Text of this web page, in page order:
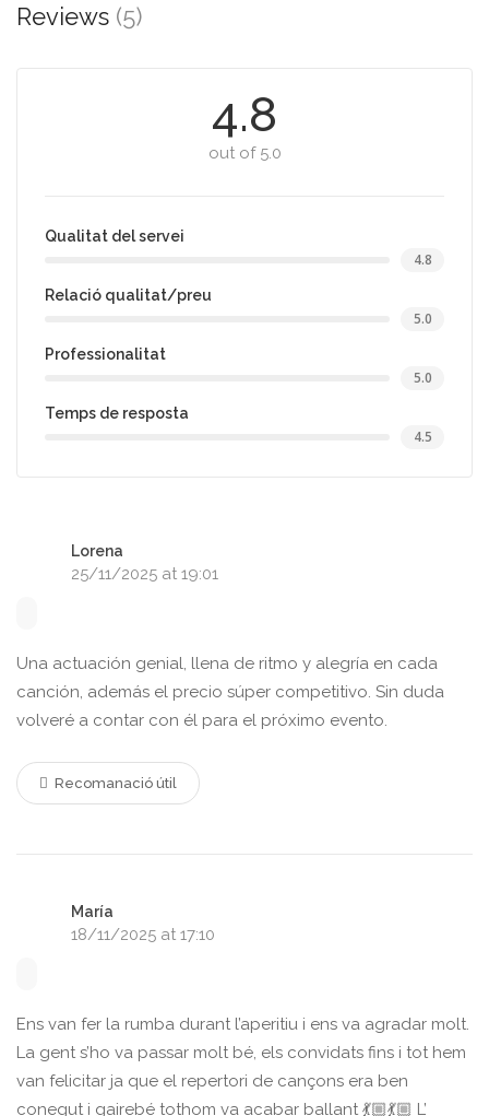
Reviews (5)
4.8
out of 5.0
Qualitat del servei
4.8
Relació qualitat/preu
5.0
Professionalitat
5.0
Temps de resposta
4.5
Lorena
25/11/2025 at 19:01
Una actuación genial, llena de ritmo y alegría en cada
canción, además el precio súper competitivo. Sin duda
volveré a contar con él para el próximo evento.
Recomanació útil
María
18/11/2025 at 17:10
Ens van fer la rumba durant l’aperitiu i ens va agradar molt.
La gent s’ho va passar molt bé, els convidats fins i tot hem
van felicitar ja que el repertori de cançons era ben
conegut i gairebé tothom va acabar ballant 💃🏼💃🏼 L’